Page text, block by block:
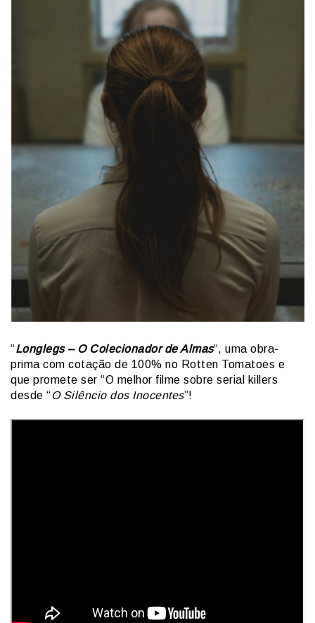
“Longlegs – O Colecionador de Almas“, uma obra-
prima com cotação de 100% no Rotten Tomatoes e
que promete ser “O melhor filme sobre serial killers
desde “O Silêncio dos Inocentes”!